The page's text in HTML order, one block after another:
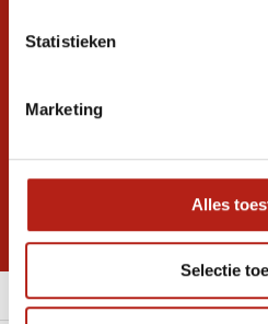
Statistieken
Marketing
Alles
Selectie
Ontvang de nieuwste
* Lees hier de wettelijke beperkingen
Meer informatie